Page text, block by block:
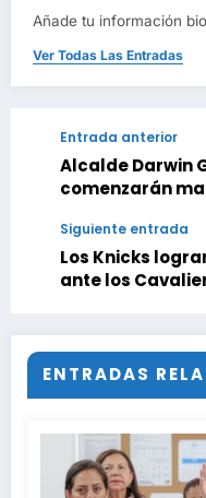
Añade tu información
Ver Todas Las Entradas
Entrada anterior
Alcalde Darwin
comenzarán
Siguiente entrada
Los Knicks
ante los
ENTRADAS